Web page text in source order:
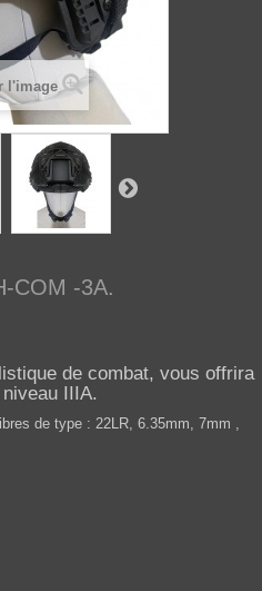
l'image
COM -3A.
de combat, vous offrira
IIIA.
de type : 22LR, 6.35mm, 7mm ,